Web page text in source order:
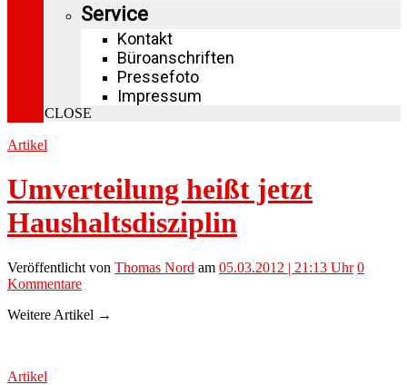
Service
Kontakt
Büroanschriften
Pressefoto
Impressum
CLOSE
Artikel
Umverteilung heißt jetzt
Haushaltsdisziplin
Veröffentlicht von Thomas Nord am 05.03.2012 | 21:13 Uhr 0
Kommentare
Weitere Artikel →
Artikel